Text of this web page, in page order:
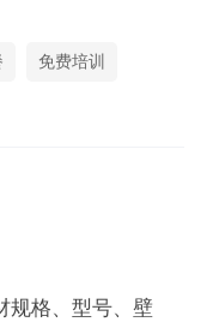
免费培训
规格、型号、壁